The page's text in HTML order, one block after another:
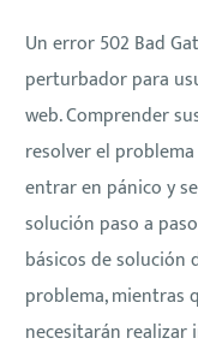
Un error 502 Bad
perturbador para
web. Comprender
resolver el
entrar en pánico y
solución paso a
básicos de solución
problema, mientras
necesitarán realizar